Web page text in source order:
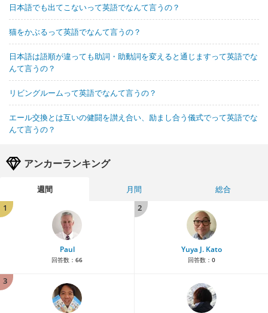
日本語でも出てこないって英語でなんて言うの？
猫をかぶるって英語でなんて言うの？
日本語は語順が違っても助詞・助動詞を変えると通じますって英語でな
んて言うの？
リビングルームって英語でなんて言うの？
エール交換とは互いの健闘を讃え合い、励まし合う儀式でって英語でな
んて言うの？
アンカーランキング
週間 月間
総合
1
Paul
回答数： 66
2
Yuya J. Kato
回答数： 0
3